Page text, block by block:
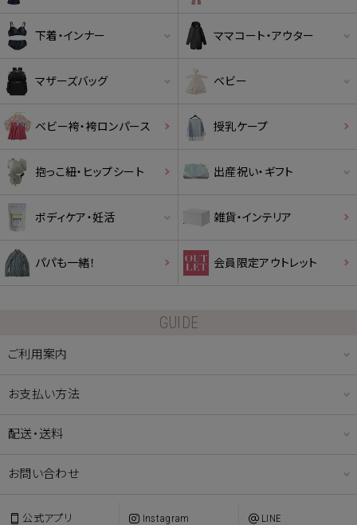
下着・インナー ママコート・アウター
マザーズバッグ ベビー
ベビー袴・袴ロンパース 授乳ケープ
抱っこ紐・ヒップシート 出産祝い・ギフト
ボディケア・妊活 雑貨・インテリア
パパも一緒！ 会員限定アウトレット
GUIDE
ご利用案内
お支払い方法
配送・送料
お問い合わせ
公式アプリ Instagram LINE